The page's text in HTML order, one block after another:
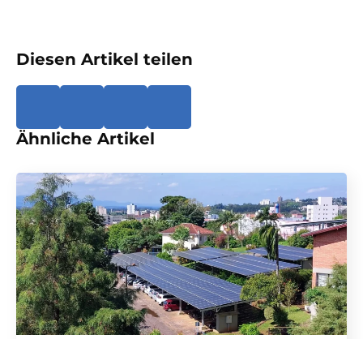
Diesen Artikel teilen
Ähnliche Artikel